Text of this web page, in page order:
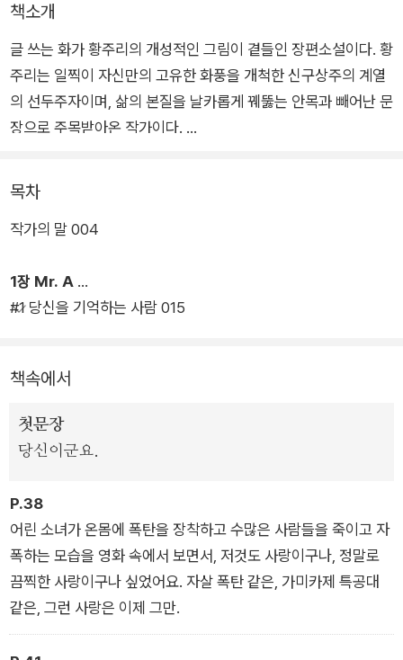
책소개
글 쓰는 화가 황주리의 개성적인 그림이 곁들인 장편소설이다. 황
주리는 일찍이 자신만의 고유한 화풍을 개척한 신구상주의 계열
의 선두주자이며, 삶의 본질을 날카롭게 꿰뚫는 안목과 빼어난 문
장으로 주목받아온 작가이다.
소설은 SNS를 통해 교류하는 두 인물의 편지들로 구성된다. 여
성인 한국인 화가와 남성인 아프가니스탄계 미국인 외과 의사가
그 주인공이며, 영화 <바그다드 카페>가 두 사람을 연결하고 이
의 소설이다.
세상을 관조하고, 사랑의 진정한 의미를 탐색하며, 주변과 일상을
성찰한다. 그 과정에서 현대를 살아가는 사람의 고독과 불안, 아
름다움의 본질에 대한 깊은 이해가 유려하고 심미적인 문장으로
소설을 지배하는 음울하면서도 낭만적인 분위기, 독자의 상상력
을 자극하는 지적인 대화와 매혹적인 서간체가 빛을 발하는 소설
이다.
목차
작가의 말 004
1장 Mr. A
#1 당신을 기억하는 사람 015
책속에서
첫문장
당신이군요.
P.38
어린 소녀가 온몸에 폭탄을 장착하고 수많은 사람들을 죽이고 자
폭하는 모습을 영화 속에서 보면서, 저것도 사랑이구나, 정말로
끔찍한 사랑이구나 싶었어요. 자살 폭탄 같은, 가미카제 특공대
같은, 그런 사랑은 이제 그만.